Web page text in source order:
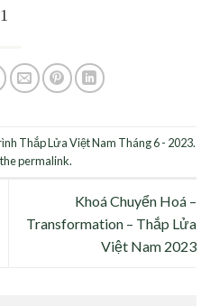
Thắp Lửa Việt Nam Tháng 6 - 2023.
permalink.
Khoá Chuyển Hoá –
Transformation – Thắp Lửa
Việt Nam 2023